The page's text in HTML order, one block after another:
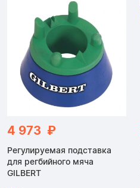
4 973 ₽
Регулируемая подставка
для регбийного мяча
GILBERT